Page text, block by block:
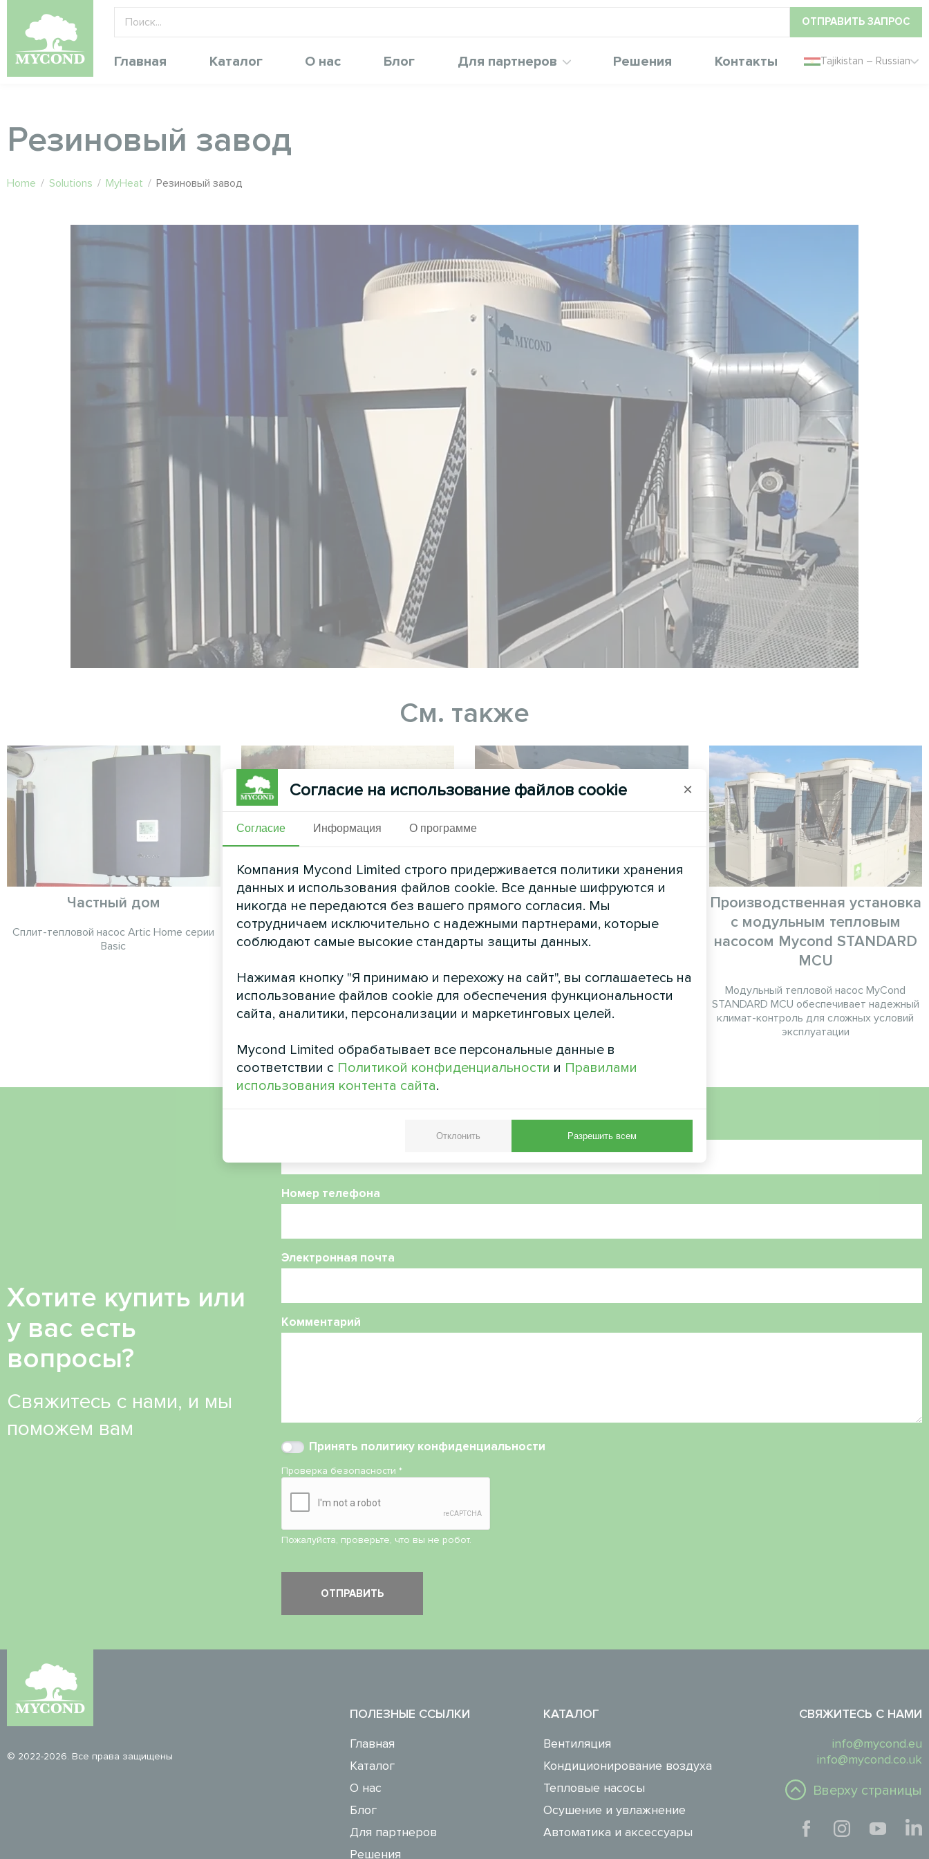
ОТПРАВИТЬ ЗАПРОС
Главная Каталог О нас Блог Для партнеров Решения Контакты Tajikistan – Russian
Резиновый завод
Home / Solutions / MyHeat / Резиновый завод
См. также
Частный дом
Сплит-тепловой насос Artic Home серии
Basic
Офис
Художественное оформление
вентиляторного доводчика серии Glass
Частный дом
Бытовой осушитель воздуха серии Yugo
Smart
Производственная установка
с модульным тепловым
насосом Mycond STANDARD
MCU
Модульный тепловой насос MyCond
STANDARD MCU обеспечивает надежный
климат-контроль для сложных условий
эксплуатации
Хотите купить или
у вас есть
вопросы?
Свяжитесь с нами, и мы
поможем вам
Номер телефона
Электронная почта
Комментарий
Принять политику конфиденциальности
Проверка безопасности*
Пожалуйста, проверьте, что вы не робот.
© 2022-2026. Все права защищены
ПОЛЕЗНЫЕ ССЫЛКИ
Главная
Каталог
О нас
Блог
Для партнеров
Решения
КАТАЛОГ
Вентиляция
Кондиционирование воздуха
Тепловые насосы
Осушение и увлажнение
Автоматика и аксессуары
СВЯЖИТЕСЬ С НАМИ
info@mycond.eu
info@mycond.co.uk
Вверху страницы
Согласие на использование файлов cookie ×
Согласие Информация О программе
Компания Mycond Limited строго придерживается политики хранения
данных и использования файлов cookie. Все данные шифруются и
никогда не передаются без вашего прямого согласия. Мы
сотрудничаем исключительно с надежными партнерами, которые
соблюдают самые высокие стандарты защиты данных.
Нажимая кнопку "Я принимаю и перехожу на сайт", вы соглашаетесь на
использование файлов cookie для обеспечения функциональности
сайта, аналитики, персонализации и маркетинговых целей.
Mycond Limited обрабатывает все персональные данные в
соответствии с Политикой конфиденциальности и Правилами
использования контента сайта.
Отклонить Разрешить всем